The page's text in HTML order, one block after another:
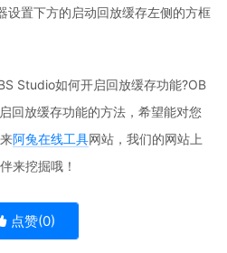
设置下方的启动回放缓存左侧的方框
Studio如何开启回放缓存功能?OB
回放缓存功能的方法，希望能对您
阿兔在线工具网站，我们的网站上
来挖掘哦！
点赞(0)